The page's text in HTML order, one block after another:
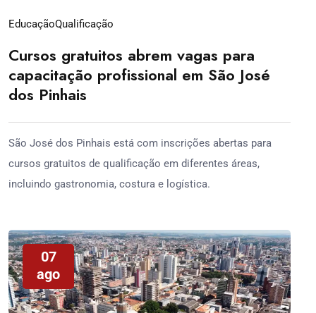
EducaçãoQualificação
Cursos gratuitos abrem vagas para
capacitação profissional em São José
dos Pinhais
São José dos Pinhais está com inscrições abertas para
cursos gratuitos de qualificação em diferentes áreas,
incluindo gastronomia, costura e logística.
07
ago